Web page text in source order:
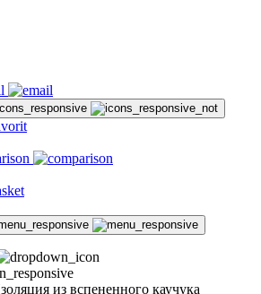
из вспененного каучука